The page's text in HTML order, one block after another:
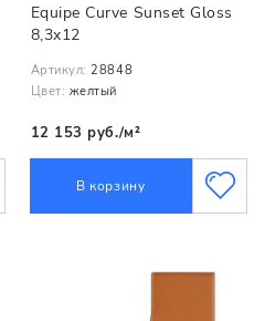
Equipe Curve Sunset Gloss
8,3x12
Артикул: 28848
Цвет: желтый
12 153 руб./м²
В корзину